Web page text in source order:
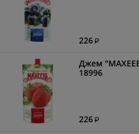
226
Джем
18996
226